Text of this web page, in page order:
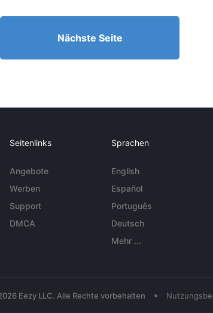
Nächste Seite
Seitenlinks
Angebote
Werben
Support
DMCA
Sprachen
English
Español
Português
Deutsch
Mehr ...
Eezy LLC. Alle Rechte vorbehalten •